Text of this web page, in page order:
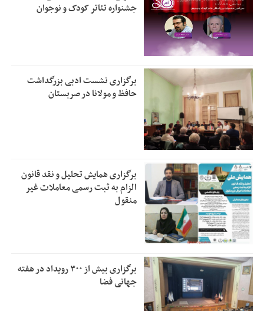
جشنواره تئاتر کودک و نوجوان
برگزاری نشست ادبی بزرگداشت
حافظ و مولانا در صربستان
برگزاری همایش تحلیل و نقد قانون
الزام به ثبت رسمی معاملات غیر
منقول
برگزاری بیش از ۳۰۰ رویداد در هفته
جهانی فضا